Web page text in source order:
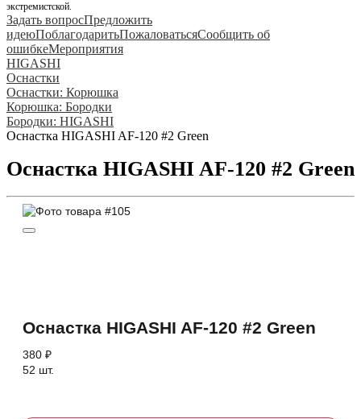
экстремистской.
Задать вопросПредложить
идеюПоблагодаритьПожаловатьсяСообщить об
ошибкеМероприятия
HIGASHI
Оснастки
Оснастки: Корюшка
Корюшка: Бородки
Бородки: HIGASHI
Оснастка HIGASHI AF-120 #2 Green
Оснастка HIGASHI AF-120 #2 Green
Оснастка HIGASHI AF-120 #2 Green
380 ₽
52 шт.